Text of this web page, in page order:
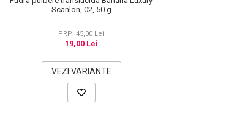
Scanlon, 02, 50 g
PRP: 45,00 Lei
19,00 Lei
VEZI VARIANTE